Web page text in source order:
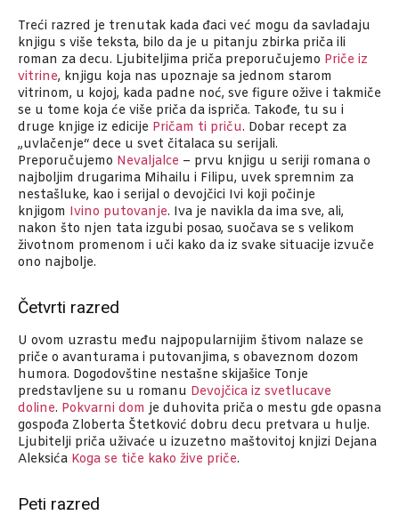
Treći razred je trenutak kada đaci već mogu da savladaju
knjigu s više teksta, bilo da je u pitanju zbirka priča ili
roman za decu. Ljubiteljima priča preporučujemo Priče iz
vitrine, knjigu koja nas upoznaje sa jednom starom
vitrinom, u kojoj, kada padne noć, sve figure ožive i takmiče
se u tome koja će više priča da ispriča. Takođe, tu su i
druge knjige iz edicije Pričam ti priču. Dobar recept za
„uvlačenje“ dece u svet čitalaca su serijali.
Preporučujemo Nevaljalce – prvu knjigu u seriji romana o
najboljim drugarima Mihailu i Filipu, uvek spremnim za
nestašluke, kao i serijal o devojčici Ivi koji počinje
knjigom Ivino putovanje. Iva je navikla da ima sve, ali,
nakon što njen tata izgubi posao, suočava se s velikom
životnom promenom i uči kako da iz svake situacije izvuče
ono najbolje.
Četvrti razred
U ovom uzrastu među najpopularnijim štivom nalaze se
priče o avanturama i putovanjima, s obaveznom dozom
humora. Dogodovštine nestašne skijašice Tonje
predstavljene su u romanu Devojčica iz svetlucave
doline. Pokvarni dom je duhovita priča o mestu gde opasna
gospođa Zloberta Štetković dobru decu pretvara u hulje.
Ljubitelji priča uživaće u izuzetno maštovitoj knjizi Dejana
Aleksića Koga se tiče kako žive priče.
Peti razred